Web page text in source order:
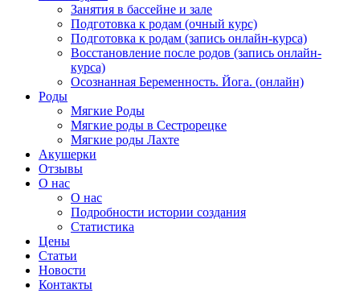
Занятия в бассейне и зале
Подготовка к родам (очный курс)
Подготовка к родам (запись онлайн-курса)
Восстановление после родов (запись онлайн-
курса)
Осознанная Беременность. Йога. (онлайн)
Роды
Мягкие Роды
Мягкие роды в Сестрорецке
Мягкие роды Лахте
Акушерки
Отзывы
О нас
О нас
Подробности истории создания
Статистика
Цены
Статьи
Новости
Контакты